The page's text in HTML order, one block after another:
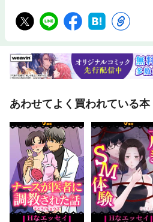
あわせてよく買われている本